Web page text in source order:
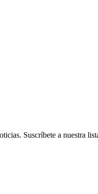
Suscríbete a nuestra